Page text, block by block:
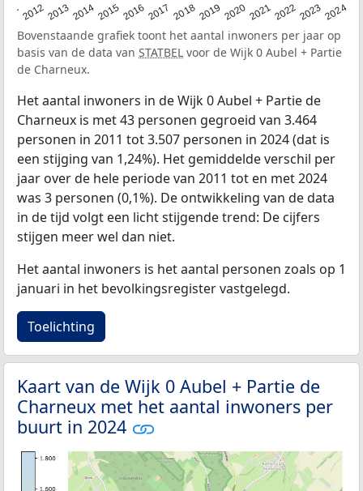
201220132014201520162017 20182019 20202021202220232024
Bovenstaande grafiek toont het aantal inwoners per jaar op
basis van de data van STATBEL voor de Wijk 0 Aubel + Partie
de Charneux.
Het aantal inwoners in de Wijk 0 Aubel + Partie de
Charneux is met 43 personen gegroeid van 3.464
personen in 2011 tot 3.507 personen in 2024 (dat is
een stijging van 1,24%). Het gemiddelde verschil per
jaar over de hele periode van 2011 tot en met 2024
was 3 personen (0,1%). De ontwikkeling van de data
in de tijd volgt een licht stijgende trend: De cijfers
stijgen meer wel dan niet.
Het aantal inwoners is het aantal personen zoals op 1
januari in het bevolkingsregister vastgelegd.
Toelichting
Kaart van de Wijk 0 Aubel + Partie de
Charneux met het aantal inwoners per
buurt in 2024